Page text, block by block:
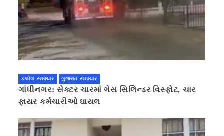
કલોલ સમાચાર ગુજરાત સમાચાર
ગાંધીનગર: સેક્ટર ચારમાં ગેસ સિલિન્ડર વિસ્ફોટ, ચાર
ફાયર કર્મચારીઓ ઘાયલ